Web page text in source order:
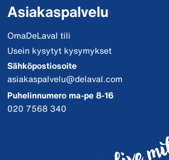
Asiakaspalvelu
OmaDeLaval tili
Usein kysytyt kysymykset
Sähköpostiosoite
asiakaspalvelu@delaval.com
Puhelinnumero ma-pe 8-16
020 7568 340